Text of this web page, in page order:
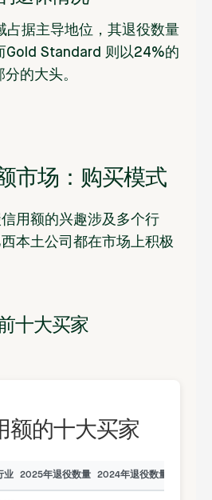
占据主导地位，其退役数量
Gold Standard 则 以24%的
分的大头。
市场：购买模式
用额的兴趣涉及多个行
本土公司都在市场上积极
十大买家
额的十大买家
业 2025年退役数量 2024年退役数量